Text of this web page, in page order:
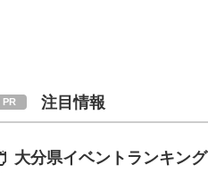
注目情報
大分県イベントランキング